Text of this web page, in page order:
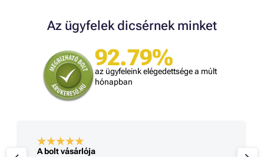
Az ügyfelek dicsérnek minket
92.79%
az ügyfeleink elégedettsége a múlt
hónapban
A bolt vásárlója